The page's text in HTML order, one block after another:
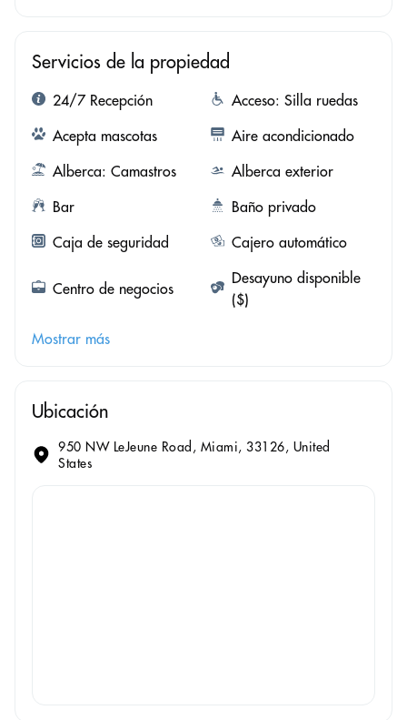
Servicios de la propiedad
24/7 Recepción
Acceso: Silla ruedas
Acepta mascotas
Aire acondicionado
Alberca: Camastros
Alberca exterior
Bar
Baño privado
Caja de seguridad
Cajero automático
Centro de negocios
Desayuno disponible
($)
Mostrar más
Ubicación
950 NW LeJeune Road, Miami, 33126, United
States